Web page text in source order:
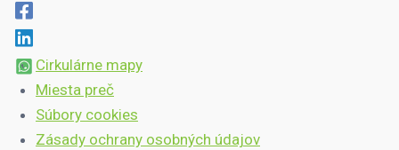
Cirkulárne mapy
Miesta preč
Súbory cookies
Zásady ochrany osobných údajov